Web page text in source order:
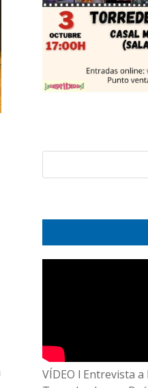
VÍDEO l Entrevista a